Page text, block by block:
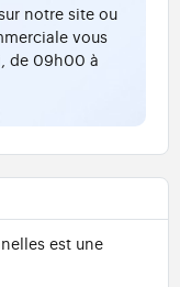
notre site ou
vous
de 09h00 à
est une